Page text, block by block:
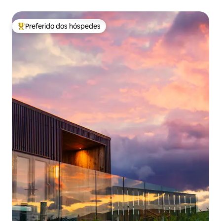
Entre os melhores preferidos dos hóspedes
Preferido dos hóspedes